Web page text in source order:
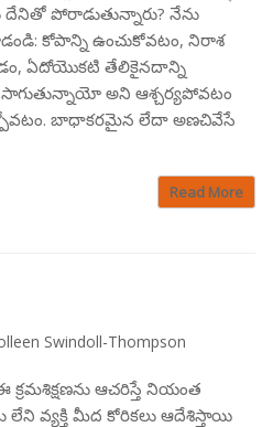
పోరాడుతున్నారు? నేను
కోపాన్ని ఉంచుకోవటం, నిరాశ
ఏదోయొకటి తేలికైనదాన్ని
అని ఆశ్చర్యపోవటం
బాధాకరమైన లేదా అణచివేసే
Read More
Swindoll-Thompson
ఆచరిస్తే నియంత
లేని వ్యక్తి మీద కోరికలు ఆదేశిస్తాయి